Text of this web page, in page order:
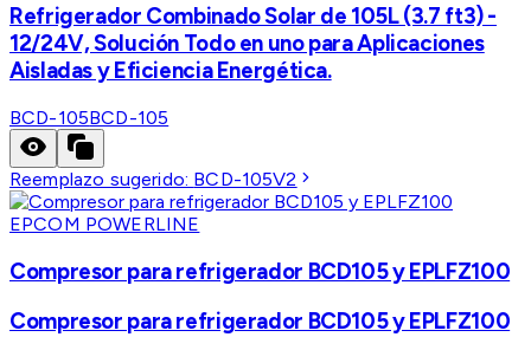
Refrigerador Combinado Solar de 105L (3.7 ft3) -
12/24V, Solución Todo en uno para Aplicaciones
Aisladas y Eficiencia Energética.
BCD-105BCD-105
Reemplazo sugerido: BCD-105V2
EPCOM POWERLINE
Compresor para refrigerador BCD105 y EPLFZ100
Compresor para refrigerador BCD105 y EPLFZ100